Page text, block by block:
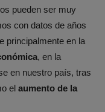
pueden ser muy
con datos de años
principalmente en la
, en la
en nuestro país, tras
el aumento de la